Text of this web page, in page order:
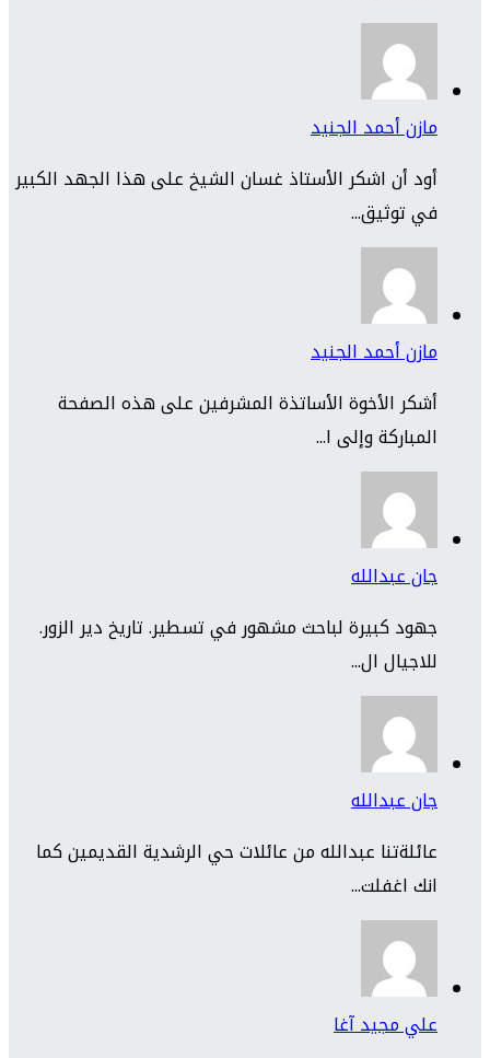
مازن أحمد الجنيد
أود أن اشكر الأستاذ غسان الشيخ على هذا الجهد الكبير
في توثيق...
مازن أحمد الجنيد
أشكر الأخوة الأساتذة المشرفين على هذه الصفحة
المباركة وإلى ا...
جان عبدالله
جهود كبيرة لباحث مشهور في تسطير. تاريخ دير الزور.
للاجيال ال...
جان عبدالله
عائلةتنا عبدالله من عائلات حي الرشدية القديمين كما
انك اغفلت...
علي مجيد آغا